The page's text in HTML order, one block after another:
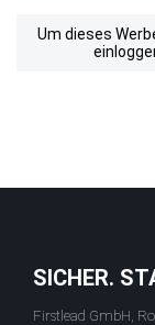
Um dieses
SICHER.
Firstlead GmbH,